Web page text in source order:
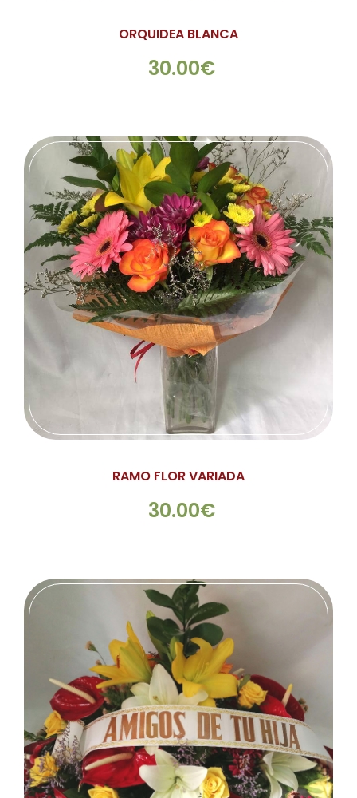
ORQUIDEA BLANCA
30.00€
RAMO FLOR VARIADA
30.00€